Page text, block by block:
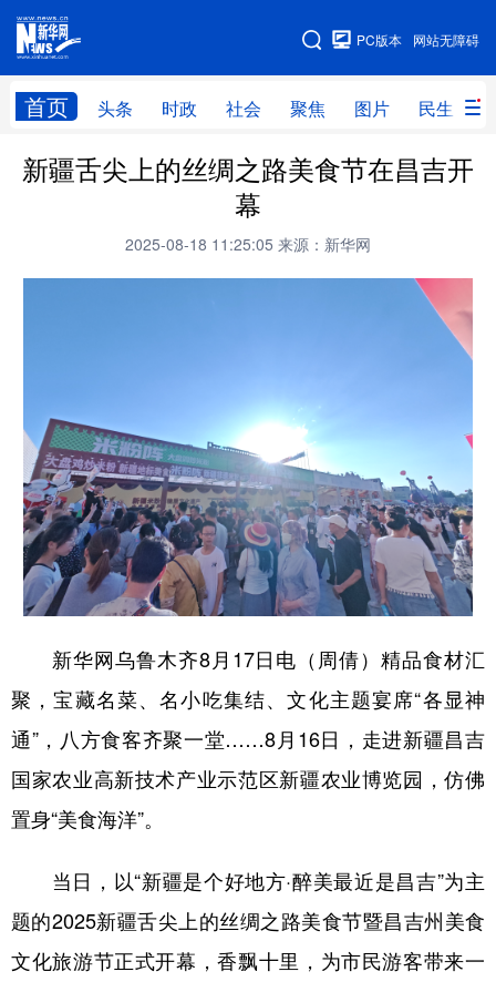
网站无障碍
PC版本
首页 头条 时政 社会 聚焦 图片 民生
网站地图
头条 时政 社会 聚焦
服务
光影新疆
新华视角看新疆
地方频道
北京 天津 河北 山西
辽宁 吉林 上海 江苏
浙江 安徽 福建 江西
广东 广西 海南 重庆
陕西 甘肃 青海 宁夏
新疆
多语种频道
English Español Français عربى
新疆舌尖上的丝绸之路美食节在昌吉开
幕
2025-08-18 11:25:05 来源：新华网
新华网乌鲁木齐8月17日电（周倩）精品食材汇
聚，宝藏名菜、名小吃集结、文化主题宴席“各显神
通”，八方食客齐聚一堂……8月16日，走进新疆昌吉
国家农业高新技术产业示范区新疆农业博览园，仿佛
置身“美食海洋”。
当日，以“新疆是个好地方·醉美最近是昌吉”为主
题的2025新疆舌尖上的丝绸之路美食节暨昌吉州美食
文化旅游节正式开幕，香飘十里，为市民游客带来一